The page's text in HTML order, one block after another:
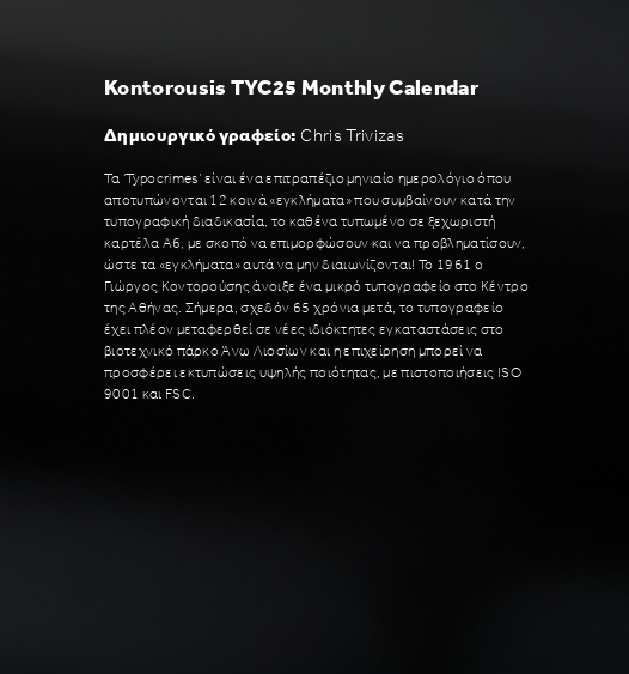
Kontorousis TYC25 Monthly Calendar
Δημιουργικό γραφείο: Chris Trivizas
Τα ‘Typocrimes’ είναι ένα επιτραπέζιο μηνιαίο ημερολόγιο όπου
αποτυπώνονται 12 κοινά «εγκλήματα» που συμβαίνουν κατά την
τυπογραφική διαδικασία, το καθένα τυπωμένο σε ξεχωριστή
καρτέλα Α6, με σκοπό να επιμορφώσουν και να προβληματίσουν,
ώστε τα «εγκλήματα» αυτά να μην διαιωνίζονται! To 1961 o
Γιώργος Κοντορούσης άνοιξε ένα μικρό τυπογραφείο στο Kέντρο
της Αθήνας. Σήμερα, σχεδόν 65 χρόνια μετά, το τυπογραφείο
έχει πλέον μεταφερθεί σε νέες ιδιόκτητες εγκαταστάσεις στο
βιοτεχνικό πάρκο Άνω Λιοσίων και η επιχείρηση μπορεί να
προσφέρει εκτυπώσεις υψηλής ποιότητας, με πιστοποιήσεις ISO
9001 και FSC.